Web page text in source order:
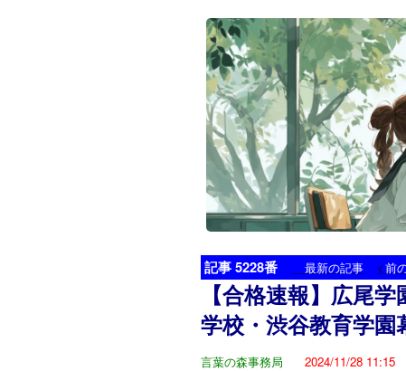
記事 5228番 最新の記事 <前
【合格速報】広尾
学校・渋谷教育学園
言葉の森事務局
2024/11/28 11:15